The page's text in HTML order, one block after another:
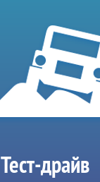
Тест-драйв